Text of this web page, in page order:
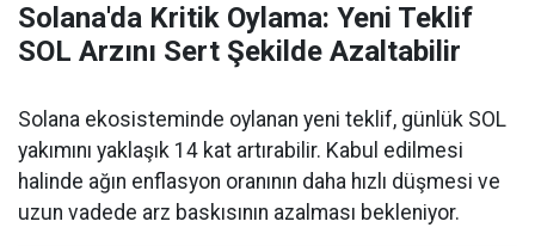
Solana'da Kritik Oylama: Yeni Teklif
SOL Arzını Sert Şekilde Azaltabilir
Solana ekosisteminde oylanan yeni teklif, günlük SOL
yakımını yaklaşık 14 kat artırabilir. Kabul edilmesi
halinde ağın enflasyon oranının daha hızlı düşmesi ve
uzun vadede arz baskısının azalması bekleniyor.